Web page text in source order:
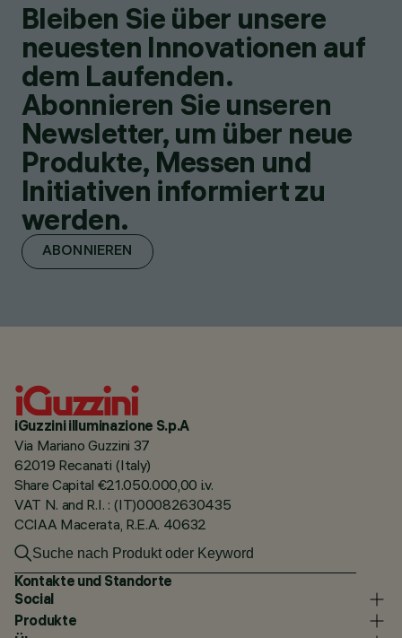
Bleiben Sie über unsere
neuesten Innovationen auf
dem Laufenden.
Abonnieren Sie unseren
Newsletter, um über neue
Produkte, Messen und
Initiativen informiert zu
werden.
ABONNIEREN
iGuzzini illuminazione S.p.A
Via Mariano Guzzini 37
62019 Recanati (Italy)
Share Capital €21.050.000,00 i.v.
VAT N. and R.I. : (IT)00082630435
CCIAA Macerata, R.E.A. 40632
Kontakte und Standorte
Social
Produkte